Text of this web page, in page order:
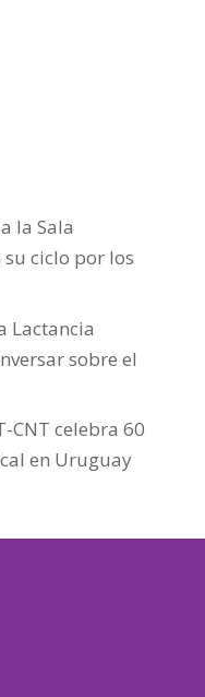
la Sala
ciclo por los
Lactancia
sobre el
CNT celebra 60
en Uruguay